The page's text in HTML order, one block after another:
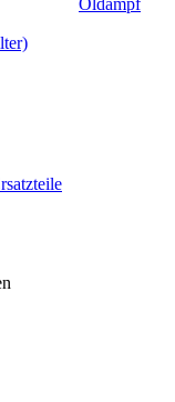
Öldampf